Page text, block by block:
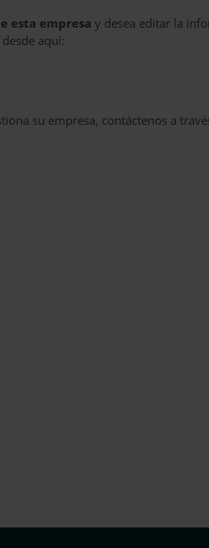
esta empresa y desea editar la
aquí:
su empresa, contáctenos a